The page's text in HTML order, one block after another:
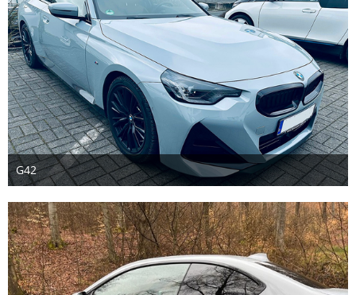
G42
16. April 2023
2